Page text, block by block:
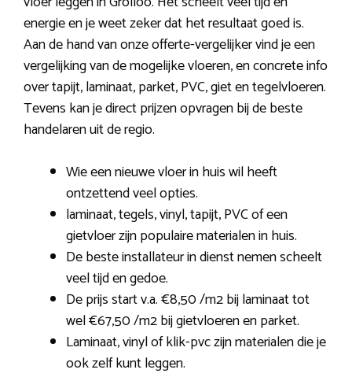
energie en je weet zeker dat het resultaat goed is.
Aan de hand van onze offerte-vergelijker vind je een
vergelijking van de mogelijke vloeren, en concrete info
over tapijt, laminaat, parket, PVC, giet en tegelvloeren.
Tevens kan je direct prijzen opvragen bij de beste
handelaren uit de regio.
Wie een nieuwe vloer in huis wil heeft
ontzettend veel opties.
laminaat, tegels, vinyl, tapijt, PVC of een
gietvloer zijn populaire materialen in huis.
De beste installateur in dienst nemen scheelt
veel tijd en gedoe.
De prijs start v.a. €8,50 /m2 bij laminaat tot
wel €67,50 /m2 bij gietvloeren en parket.
Laminaat, vinyl of klik-pvc zijn materialen die je
ook zelf kunt leggen.